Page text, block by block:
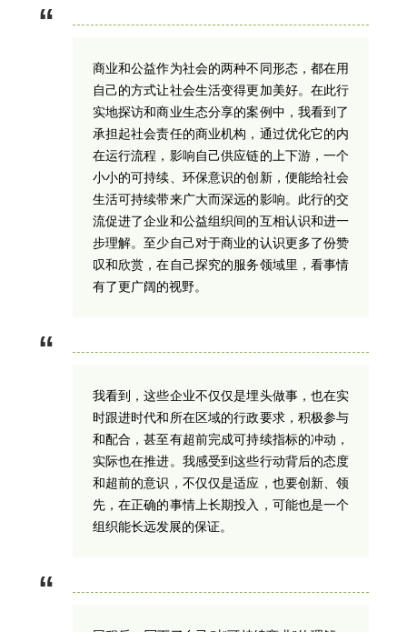
“
商业和公益作为社会的两种不同形态，都在用
自己的方式让社会生活变得更加美好。在此行
实地探访和商业生态分享的案例中，我看到了
承担起社会责任的商业机构，通过优化它的内
在运行流程，影响自己供应链的上下游，一个
小小的可持续、环保意识的创新，便能给社会
生活可持续带来广大而深远的影响。此行的交
流促进了企业和公益组织间的互相认识和进一
步理解。至少自己对于商业的认识更多了份赞
叹和欣赏，在自己探究的服务领域里，看事情
有了更广阔的视野。
“
我看到，这些企业不仅仅是埋头做事，也在实
时跟进时代和所在区域的行政要求，积极参与
和配合，甚至有超前完成可持续指标的冲动，
实际也在推进。我感受到这些行动背后的态度
和超前的意识，不仅仅是适应，也要创新、领
先，在正确的事情上长期投入，可能也是一个
组织能长远发展的保证。
“